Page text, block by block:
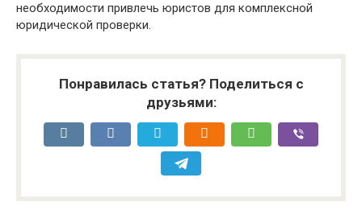
необходимости привлечь юристов для комплексной
юридической проверки.
Понравилась статья? Поделиться с
друзьями: